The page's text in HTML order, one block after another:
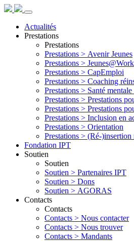
Actualités
Prestations
Prestations
Prestations > Avenir Jeunes
Prestations > Jeunes@Work
Prestations > CapEmploi
Prestations > Coaching
Prestations > Santé
Prestations > Prestations
Prestations > Prestations
Prestations > Inclusion en
Prestations > Orientation
Prestations > (Ré-)insertion
Fondation IPT
Soutien
Soutien
Soutien > Partenaires IPT
Soutien > Dons
Soutien > AGORAS
Contacts
Contacts
Contacts > Nous contacter
Contacts > Nous trouver
Contacts > Mandants